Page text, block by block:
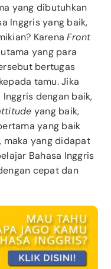
yang dibutuhkan
Inggris yang baik,
KarenaFront
yang para
bertugas
tamu. Jika
dengan baik,
yang baik,
yang baik
maka yang didapat
Bahasa Inggris
cepat dan